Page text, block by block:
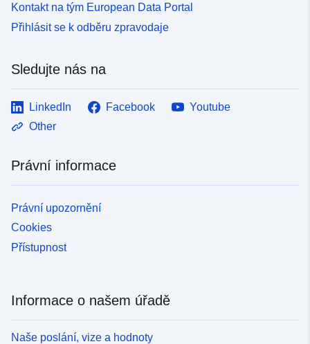
Kontakt na tým European Data Portal
Přihlásit se k odběru zpravodaje
Sledujte nás na
LinkedIn Facebook
Youtube
Other
Právní informace
Právní upozornění
Cookies
Přístupnost
Informace o našem úřadě
Naše poslání, vize a hodnoty